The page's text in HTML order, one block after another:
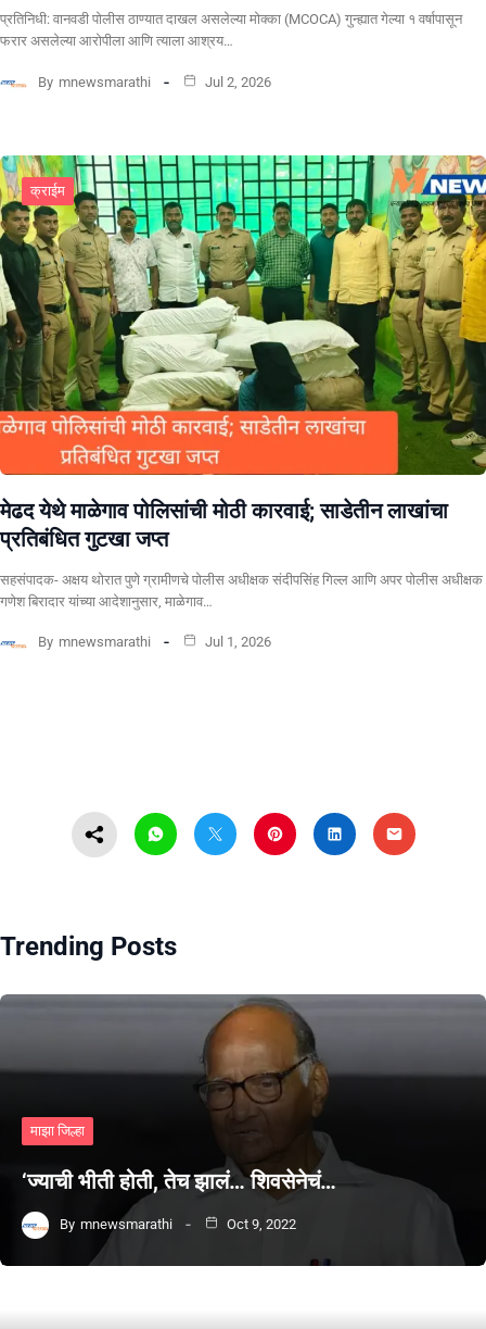
प्रतिनिधी: वानवडी पोलीस ठाण्यात दाखल असलेल्या मोक्का (MCOCA) गुन्ह्यात गेल्या १ वर्षापासून
फरार असलेल्या आरोपीला आणि त्याला आश्रय…
By mnewsmarathi Jul 2, 2026
क्राईम
​मेढद येथे माळेगाव पोलिसांची मोठी कारवाई; साडेतीन लाखांचा
प्रतिबंधित गुटखा जप्त
सहसंपादक- अक्षय थोरात पुणे ग्रामीणचे पोलीस अधीक्षक संदीपसिंह गिल्ल आणि अपर पोलीस अधीक्षक
गणेश बिरादार यांच्या आदेशानुसार, माळेगाव…
By mnewsmarathi Jul 1, 2026
Trending Posts
माझा जिल्हा
‘ज्याची भीती होती, तेच झालं… शिवसेनेचं…
By mnewsmarathi Oct 9, 2022